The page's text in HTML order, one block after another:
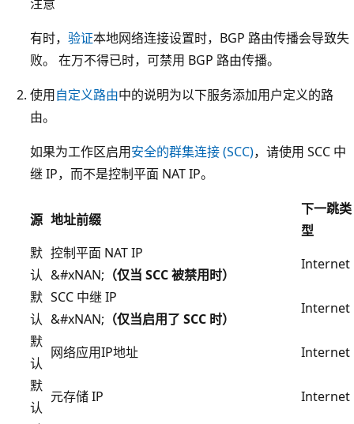
有时， 验证本地网络连接设置时，BGP 路由传播会导致失
败。 在万不得已时，可禁用 BGP 路由传播。
使用自定义路由中的说明为以下服务添加用户定义的路
由。
如果为工作区启用安全的群集连接 (SCC)，请使用 SCC 中
继 IP，而不是控制平面 NAT IP。
源 地址前缀
下一跳类
型
默
认
控制平面 NAT IP
&#xNAN; （仅当 SCC 被禁用时）
Internet
默
认
SCC 中继 IP
&#xNAN; （仅当启用了 SCC 时）
Internet
默
认
网络应用IP地址
Internet
默
认
元存储 IP
Internet